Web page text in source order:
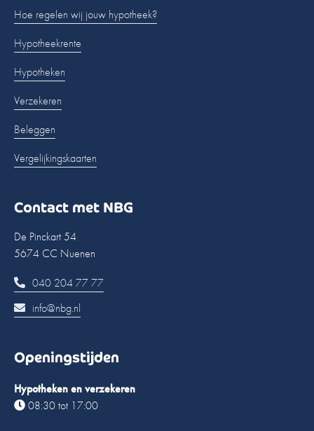
Hoe regelen wij jouw hypotheek?
Hypotheekrente
Hypotheken
Verzekeren
Beleggen
Vergelijkingskaarten
Contact met NBG
De Pinckart 54
5674 CC Nuenen
040 204 77 77
info@nbg.nl
Openingstijden
Hypotheken en verzekeren
08:30 tot 17:00